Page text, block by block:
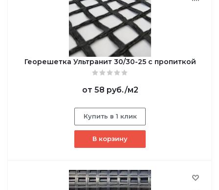
Георешетка Ультранит 30/30-25 с пропиткой
от 58 руб./м2
Купить в 1 клик
В корзину